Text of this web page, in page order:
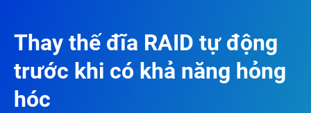
Thay thế đĩa RAID tự động
trước khi có khả năng hỏng
hóc